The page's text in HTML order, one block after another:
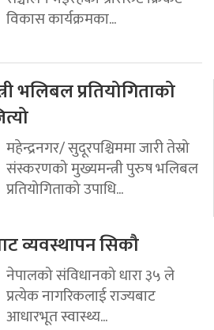
विकास कार्यक्रमका...
भलिबल प्रतियोगिताको
महेन्द्रनगर/ सुदूरपश्चिममा जारी तेस्रो
संस्करणको मुख्यमन्त्री पुरुष भलिबल
प्रतियोगिताको उपाधि...
व्यवस्थापन सिकौ
नेपालको संविधानको धारा ३५ ले
प्रत्येक नागरिकलाई राज्यबाट
आधारभूत स्वास्थ्य...